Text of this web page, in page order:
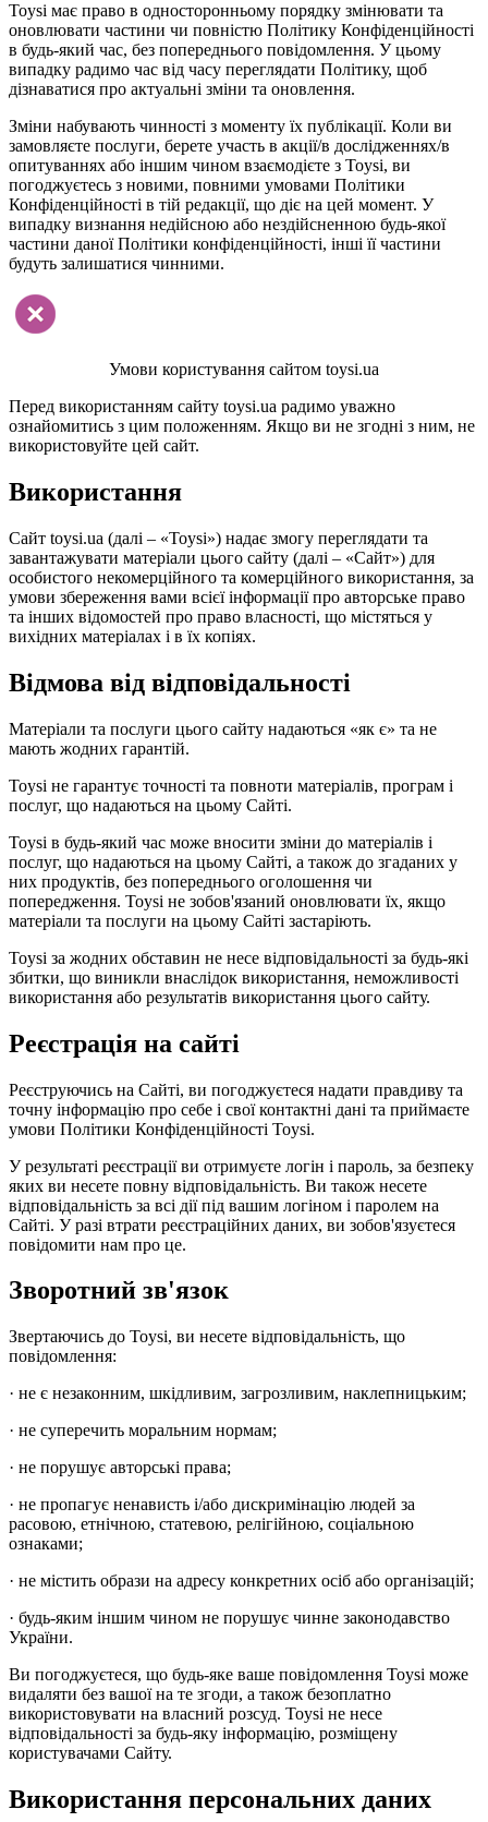
Toysi має право в односторонньому порядку змінювати та
оновлювати частини чи повністю Політику Конфіденційності
в будь-який час, без попереднього повідомлення. У цьому
випадку радимо час від часу переглядати Політику, щоб
дізнаватися про актуальні зміни та оновлення.
Зміни набувають чинності з моменту їх публікації. Коли ви
замовляєте послуги, берете участь в акції/в дослідженнях/в
опитуваннях або іншим чином взаємодієте з Toysi, ви
погоджуєтесь з новими, повними умовами Політики
Конфіденційності в тій редакції, що діє на цей момент. У
випадку визнання недійсною або нездійсненною будь-якої
частини даної Політики конфіденційності, інші її частини
будуть залишатися чинними.
Умови користування сайтом toysi.ua
Перед використанням сайту toysi.ua радимо уважно
ознайомитись з цим положенням. Якщо ви не згодні з ним, не
використовуйте цей сайт.
Використання
Сайт toysi.ua (далі – «Toysi») надає змогу переглядати та
завантажувати матеріали цього сайту (далі – «Сайт») для
особистого некомерційного та комерційного використання, за
умови збереження вами всієї інформації про авторське право
та інших відомостей про право власності, що містяться у
вихідних матеріалах і в їх копіях.
Відмова від відповідальності
Матеріали та послуги цього сайту надаються «як є» та не
мають жодних гарантій.
Toysi не гарантує точності та повноти матеріалів, програм і
послуг, що надаються на цьому Сайті.
Toysi в будь-який час може вносити зміни до матеріалів і
послуг, що надаються на цьому Сайті, а також до згаданих у
них продуктів, без попереднього оголошення чи
попередження. Toysi не зобов'язаний оновлювати їх, якщо
матеріали та послуги на цьому Сайті застаріють.
Toysi за жодних обставин не несе відповідальності за будь-які
збитки, що виникли внаслідок використання, неможливості
використання або результатів використання цього сайту.
Реєстрація на сайті
Реєструючись на Сайті, ви погоджуєтеся надати правдиву та
точну інформацію про себе і свої контактні дані та приймаєте
умови Політики Конфіденційності Toysi.
У результаті реєстрації ви отримуєте логін і пароль, за безпеку
яких ви несете повну відповідальність. Ви також несете
відповідальність за всі дії під вашим логіном і паролем на
Сайті. У разі втрати реєстраційних даних, ви зобов'язуєтеся
повідомити нам про це.
Зворотний зв'язок
Звертаючись до Toysi, ви несете відповідальність, що
повідомлення:
· не є незаконним, шкідливим, загрозливим, наклепницьким;
· не суперечить моральним нормам;
· не порушує авторські права;
· не пропагує ненависть і/або дискримінацію людей за
расовою, етнічною, статевою, релігійною, соціальною
ознаками;
· не містить образи на адресу конкретних осіб або організацій;
· будь-яким іншим чином не порушує чинне законодавство
України.
Ви погоджуєтеся, що будь-яке ваше повідомлення Toysi може
видаляти без вашої на те згоди, а також безоплатно
використовувати на власний розсуд. Toysi не несе
відповідальності за будь-яку інформацію, розміщену
користувачами Сайту.
Використання персональних даних